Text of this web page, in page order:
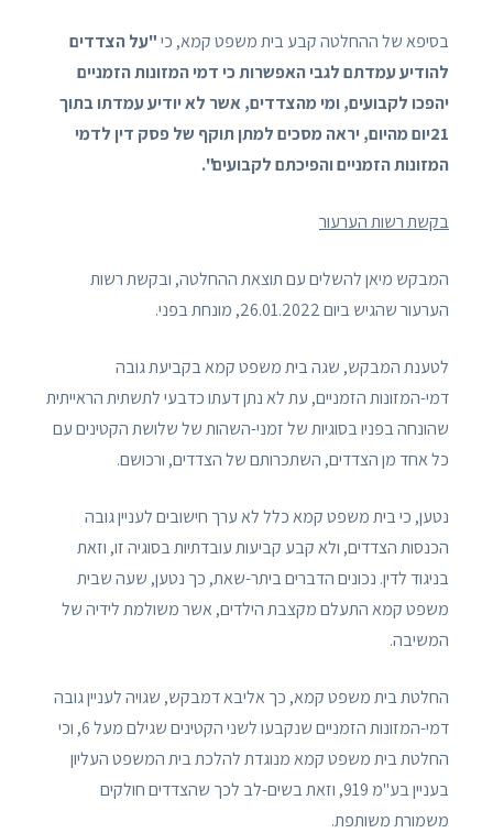
בסיפא של ההחלטה קבע בית משפט קמא, כי"על הצדדים
להודיע עמדתם לגבי האפשרות כי דמי המזונות הזמניים
יהפכו לקבועים, ומי מהצדדים, אשר לא יודיע עמדתו בתוך
21יום מהיום, יראה מסכים למתן תוקף של פסק דין לדמי
המזונות הזמניים והפיכתם לקבועים".
בקשת רשות הערעור
המבקש מיאן להשלים עם תוצאת ההחלטה, ובקשת רשות
הערעור שהגיש ביום 26.01.2022, מונחת בפני.
לטענת המבקש, שגה בית משפט קמא בקביעת גובה
דמי-המזונות הזמניים, עת לא נתן דעתו כדבעי לתשתית הראייתית
שהונחה בפניו בסוגיות של זמני-השהות של שלושת הקטינים עם
כל אחד מן הצדדים, השתכרותם של הצדדים, ורכושם.
נטען, כי בית משפט קמא כלל לא ערך חישובים לעניין גובה
הכנסות הצדדים, ולא קבע קביעות עובדתיות בסוגיה זו, וזאת
בניגוד לדין. נכונים הדברים ביתר-שאת, כך נטען, שעה שבית
משפט קמא התעלם מקצבת הילדים, אשר משולמת לידיה של
המשיבה.
החלטת בית משפט קמא, כך אליבא דמבקש, שגויה לעניין גובה
דמי-המזונות הזמניים שנקבעו לשני הקטינים שגילם מעל 6, וכי
החלטת בית משפט קמא מנוגדת להלכת בית המשפט העליון
בעניין בע"מ 919, וזאת בשים-לב לכך שהצדדים חולקים
משמורת משותפת.